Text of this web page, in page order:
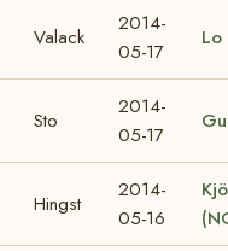
Valack
2014-
05-17
Lo
Sto
2014-
05-17
Hingst
2014-
05-16